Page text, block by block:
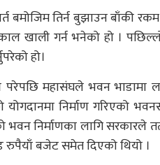
बमोजिम तिर्न बुझाउन बाँकी
खाली गर्न भनेको हो ।
हो।
महासंघले भवन भाडामा
निर्माण गरिएको
निर्माणका लागि सरकारले
बजेट समेत दिएको थियो ।